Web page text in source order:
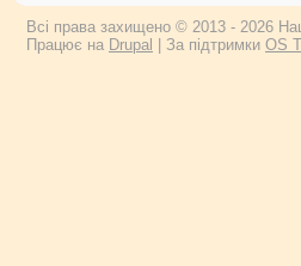
Всі права захищено © 2013 - 2026
Працює на Drupal | За підтримки OS